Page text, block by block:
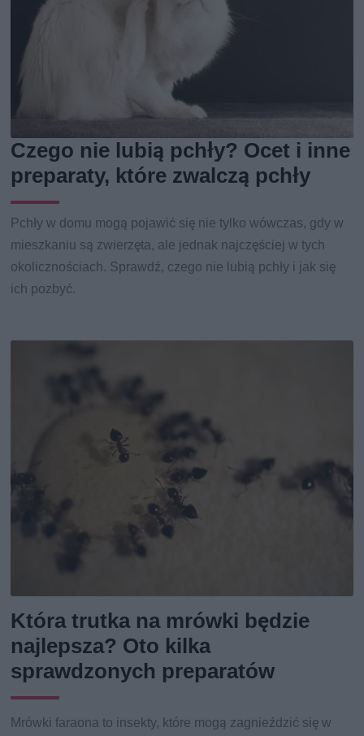
Czego nie lubią pchły? Ocet i inne
preparaty, które zwalczą pchły
Pchły w domu mogą pojawić się nie tylko wówczas, gdy w
mieszkaniu są zwierzęta, ale jednak najczęściej w tych
okolicznościach. Sprawdź, czego nie lubią pchły i jak się
ich pozbyć.
Która trutka na mrówki będzie
najlepsza? Oto kilka
sprawdzonych preparatów
Mrówki faraona to insekty, które mogą zagnieździć się w